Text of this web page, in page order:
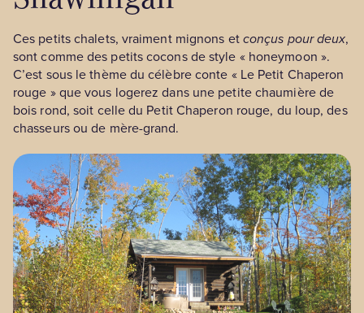
Ces petits chalets, vraiment mignons etconçus pour deux,
sont comme des petits cocons de style « honeymoon ».
C’est sous le thème du célèbre conte « Le Petit Chaperon
rouge » que vous logerez dans une petite chaumière de
bois rond, soit celle du Petit Chaperon rouge, du loup, des
chasseurs ou de mère-grand.